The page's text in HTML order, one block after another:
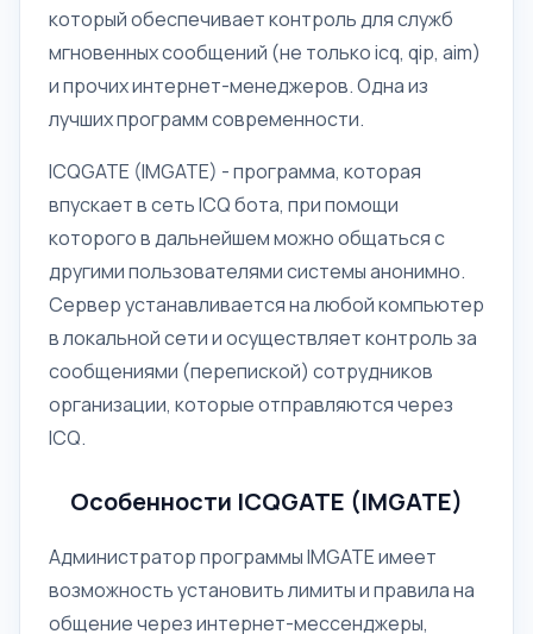
который обеспечивает контроль для служб
мгновенных сообщений (не только icq, qip, aim)
и прочих интернет-менеджеров. Одна из
лучших программ современности.
ICQGATE (IMGATE) - программа, которая
впускает в сеть ICQ бота, при помощи
которого в дальнейшем можно общаться с
другими пользователями системы анонимно.
Сервер устанавливается на любой компьютер
в локальной сети и осуществляет контроль за
сообщениями (перепиской) сотрудников
организации, которые отправляются через
ICQ.
Особенности ICQGATE (IMGATE)
Администратор программы IMGATE имеет
возможность установить лимиты и правила на
общение через интернет-мессенджеры,